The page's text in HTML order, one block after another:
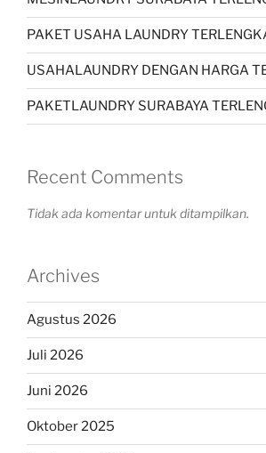
PAKET USAHA LAUNDRY
USAHALAUNDRY DENGAN HARGA
PAKETLAUNDRY SURABAYA
Recent Comments
Tidak ada komentar untuk ditampilkan.
Archives
Agustus 2026
Juli 2026
Juni 2026
Oktober 2025